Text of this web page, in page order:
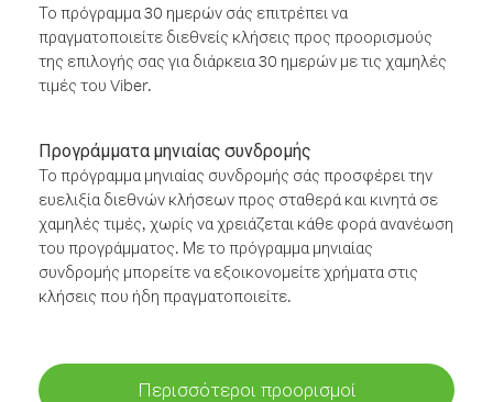
Το πρόγραμμα 30 ημερών σάς επιτρέπει να
πραγματοποιείτε διεθνείς κλήσεις προς προορισμούς
της επιλογής σας για διάρκεια 30 ημερών με τις χαμηλές
τιμές του Viber.
Προγράμματα μηνιαίας συνδρομής
Το πρόγραμμα μηνιαίας συνδρομής σάς προσφέρει την
ευελιξία διεθνών κλήσεων προς σταθερά και κινητά σε
χαμηλές τιμές, χωρίς να χρειάζεται κάθε φορά ανανέωση
του προγράμματος. Με το πρόγραμμα μηνιαίας
συνδρομής μπορείτε να εξοικονομείτε χρήματα στις
κλήσεις που ήδη πραγματοποιείτε.
Περισσότεροι προορισμοί